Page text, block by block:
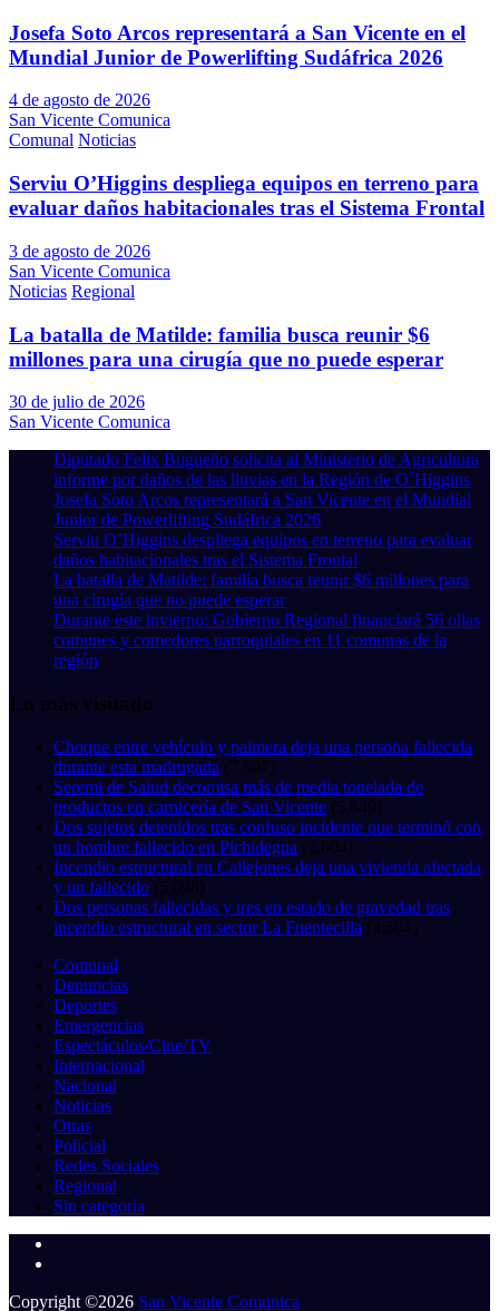
Josefa Soto Arcos representará a San Vicente en el
Mundial Junior de Powerlifting Sudáfrica 2026
4 de agosto de 2026
San Vicente Comunica
Comunal Noticias
Serviu O’Higgins despliega equipos en terreno para
evaluar daños habitacionales tras el Sistema Frontal
3 de agosto de 2026
San Vicente Comunica
Noticias Regional
La batalla de Matilde: familia busca reunir $6
millones para una cirugía que no puede esperar
30 de julio de 2026
San Vicente Comunica
Diputado Felix Bugueño solicita al Ministerio de Agricultura
informe por daños de las lluvias en la Región de O´Higgins
Josefa Soto Arcos representará a San Vicente en el Mundial
Junior de Powerlifting Sudáfrica 2026
Serviu O’Higgins despliega equipos en terreno para evaluar
daños habitacionales tras el Sistema Frontal
La batalla de Matilde: familia busca reunir $6 millones para
una cirugía que no puede esperar
Durante este invierno: Gobierno Regional financiará 56 ollas
comunes y comedores parroquiales en 11 comunas de la
región
Lo más visitado
Choque entre vehículo y palmera deja una persona fallecida
durante esta madrugada (7.697)
Seremi de Salud decomisa más de media tonelada de
productos en carnicería de San Vicente (5.849)
Dos sujetos detenidos tras confuso incidente que terminó con
un hombre fallecido en Pichidegua (5.604)
Incendio estructural en Callejones deja una vivienda afectada
y un fallecido (5.098)
Dos personas fallecidas y tres en estado de gravedad tras
incendio estructural en sector La Fuentecilla (4.564)
Comunal
Denuncias
Deportes
Emergencias
Espectáculos/Cine/TV
Internacional
Nacional
Noticias
Otras
Policial
Redes Sociales
Regional
Sin categoría
Copyright ©2026 San Vicente Comunica